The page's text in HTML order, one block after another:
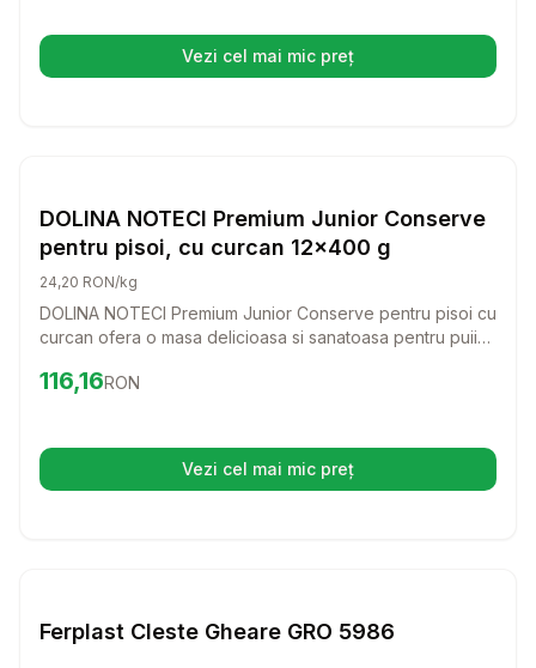
Vezi cel mai mic preț(se deschide într-o filă nouă)
DOLINA NOTECI Premium Junior Conserve
pentru pisoi, cu curcan 12x400 g
24,20 RON/kg
DOLINA NOTECI Premium Junior Conserve pentru pisoi cu
curcan ofera o masa delicioasa si sanatoasa pentru puii
conserva sustine dezvoltarea lor armonioasa si le ofera
Preț:116.16
116,16RON
Vezi cel mai mic preț(se deschide într-o filă nouă)
Ferplast Cleste Gheare GRO 5986